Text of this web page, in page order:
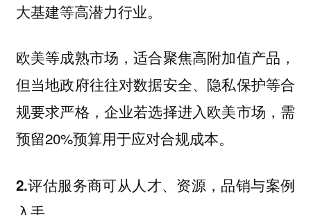
大基建等高潜力行业。
欧美等成熟市场，适合聚焦高附加值产品，
但当地政府往往对数据安全、隐私保护等合
规要求严格，企业若选择进入欧美市场，需
预留20%预算用于应对合规成本。
2.评估服务商可从人才、资源，品销与案例